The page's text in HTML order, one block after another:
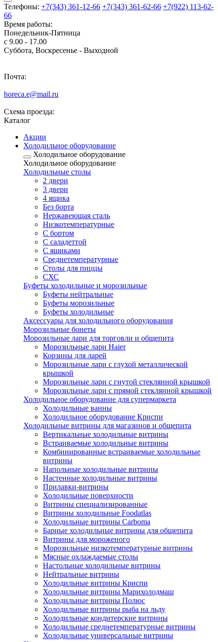
Телефоны: +7(343) 361-12-66 +7(343) 361-62-66 +7(922) 113-62-
66
Время работы:
Понедельник-Пятница
с 9.00 - 17.00
Суббота, Воскресенье - Выходной
Почта:
horeca.e@mail.ru
Схема проезда:
Каталог
Акции
Холодильное оборудование
Холодильное оборудование
Холодильное оборудование
Холодильные столы
2 двери
3 двери
4 ящика
Без борта
Нержавеющая сталь
Низкотемпературные
С бортом
С саладеттой
С ящиками
Среднетемпературные
Столы для пиццы
СХС
Буфеты холодильные и морозильные
Буфеты нейтральные
Буфеты морозильные
Буфеты холодильные
Аксессуары для холодильного оборудования
Морозильные бонеты
Морозильные лари для торговли и общепита
Морозильные лари Haier
Корзины для ларей
Морозильные лари с глухой металлической
крышкой
Морозильные лари с гнутой стеклянной крышкой
Морозильные лари с прямой стеклянной крышкой
Холодильное оборудование для супермаркета
Холодильные ванны
Холодильное оборудование Криспи
Холодильные витрины для магазинов и общепита
Вертикальные холодильные витрины
Встраиваемые холодильные витрины
Комбинированные встраиваемые холодильные
витрины
Напольные холодильные витрины
Настенные холодильные витрины
Прилавки-витрины
Холодильные поверхности
Витрины специализированные
Витрины холодильные Foodatlas
Холодильные витрины Carboma
Барные холодильные витрины для общепита
Витрины для мороженого
Морозильные низкотемпературные витрины
Мясные охлаждаемые столы
Настольные холодильные витрины
Нейтральные витрины
Холодильные витрины Криспи
Холодильные витрины Марихолодмаш
Холодильные витрины Полюс
Холодильные витрины рыба на льду
Холодильные кондитерские витрины
Холодильные среднетемпературные витрины
Холодильные универсальные витрины